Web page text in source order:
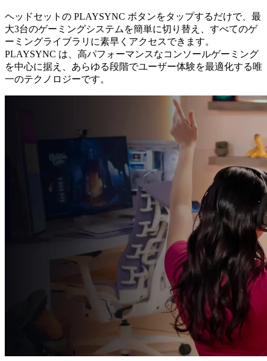
ヘッドセットの PLAYSYNC ボタンをタップするだけで、最
大3台のゲーミングシステムを簡単に切り替え、すべてのゲ
ーミングライブラリに素早くアクセスできます。
PLAYSYNC は、高パフォーマンスなコンソールゲーミング
を中心に据え、あらゆる段階でユーザー体験を最適化する唯
一のテクノロジーです。